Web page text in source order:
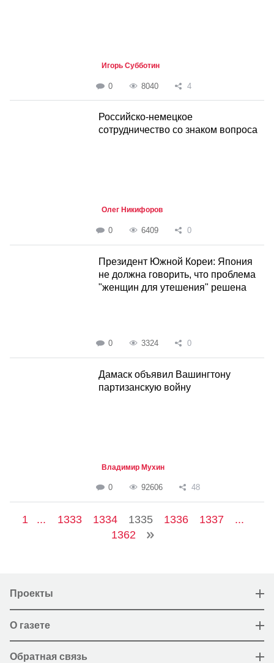
Игорь Субботин
0 8040 4
Российско-немецкое
сотрудничество со знаком вопроса
Олег Никифоров
0 6409 0
Президент Южной Кореи: Япония
не должна говорить, что проблема
"женщин для утешения" решена
0 3324 0
Дамаск объявил Вашингтону
партизанскую войну
Владимир Мухин
0 92606 48
1 ... 1333 1334 1335 1336 1337
...
1362
Проекты
О газете
Обратная связь